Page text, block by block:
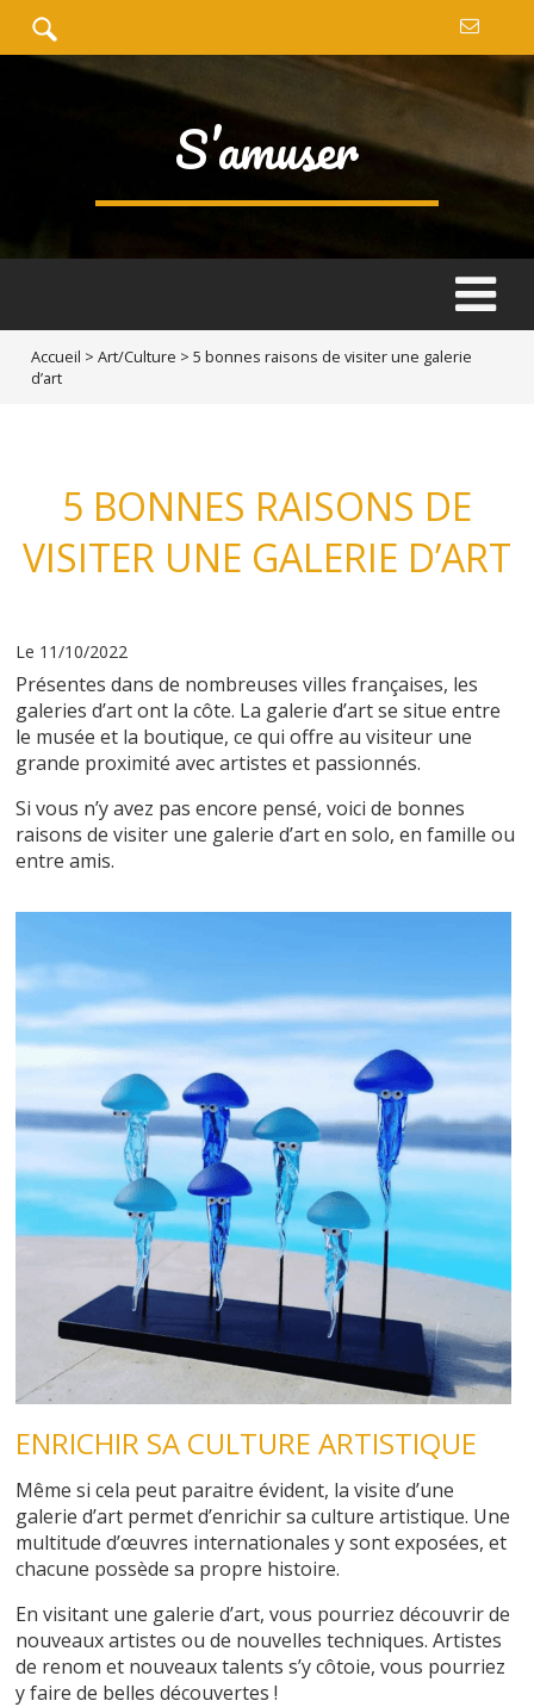
S’amuser
Accueil > Art/Culture > 5 bonnes raisons de visiter une galerie
d’art
5 BONNES RAISONS DE
VISITER UNE GALERIE D’ART
Le 11/10/2022
Présentes dans de nombreuses villes françaises, les
galeries d’art ont la côte. La galerie d’art se situe entre
le musée et la boutique, ce qui offre au visiteur une
grande proximité avec artistes et passionnés.
Si vous n’y avez pas encore pensé, voici de bonnes
raisons de visiter une galerie d’art en solo, en famille ou
entre amis.
ENRICHIR SA CULTURE ARTISTIQUE
Même si cela peut paraitre évident, la visite d’une
galerie d’art permet d’enrichir sa culture artistique. Une
multitude d’œuvres internationales y sont exposées, et
chacune possède sa propre histoire.
En visitant une galerie d’art, vous pourriez découvrir de
nouveaux artistes ou de nouvelles techniques. Artistes
de renom et nouveaux talents s’y côtoie, vous pourriez
y faire de belles découvertes !